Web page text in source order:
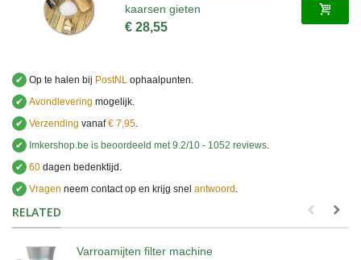
kaarsen gieten
€ 28,55
✔ Op te halen bij PostNL ophaalpunten.
✔ Avondlevering mogelijk.
✔ Verzending vanaf€ 7,95.
✔
Imkershop.be is beoordeeld met9.2/10 - 1052 reviews.
✔ 60 dagen bedenktijd.
✔ Vragen neem contact op en krijg snel antwoord .
RELATED
Varroamijten filter machine